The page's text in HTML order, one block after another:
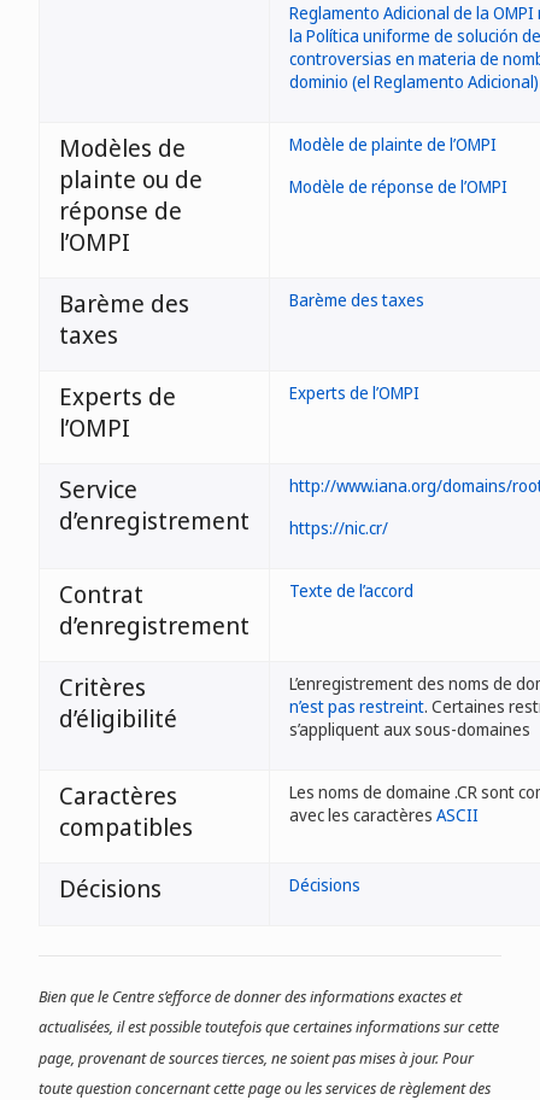
Reglamento Adicional de la
la Política uniforme de solución de
controversias en materia de
dominio (el Reglamento Adicional)
Modèles de
plainte ou de
réponse de
l’OMPI
Modèle de plainte de l’OMPI
Modèle de réponse de l’OMPI
Barème des
taxes
Barème des taxes
Experts de
l’OMPI
Experts de l’OMPI
Service
d’enregistrement
http://www.iana.org/domains/
https://nic.cr/
Contrat
d’enregistrement
Texte de l’accord
Critères
d’éligibilité
L’enregistrement des noms de
n’est pas restreint. Certaines
s’appliquent aux sous-domaines
Caractères
compatibles
Les noms de domaine .CR sont
avec les caractères ASCII
Décisions Décisions
Bien que le Centre s’efforce de donner des informations exactes et
actualisées, il est possible toutefois que certaines informations sur cette
page, provenant de sources tierces, ne soient pas mises à jour. Pour
toute question concernant cette page ou les services de règlement des